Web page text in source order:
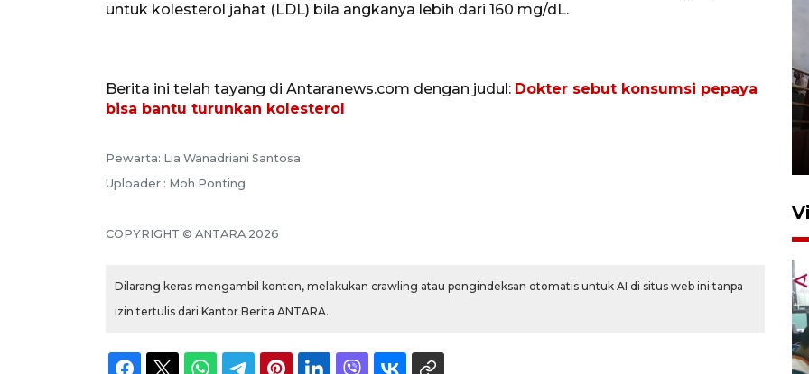
untuk kolesterol jahat (LDL) bila angkanya lebih dari 160 mg/dL.
Berita ini telah tayang di Antaranews.com dengan judul: Dokter sebut konsumsi pepaya
bisa bantu turunkan kolesterol
Pewarta: Lia Wanadriani Santosa
Uploader : Moh Ponting
COPYRIGHT © ANTARA 2026
Dilarang keras mengambil konten, melakukan crawling atau pengindeksan otomatis untuk AI di situs web ini tanpa
izin tertulis dari Kantor Berita ANTARA.